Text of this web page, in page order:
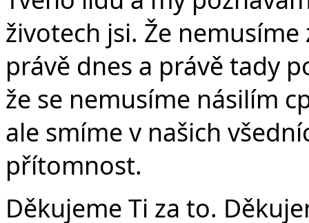
životech jsi. Že
právě dnes a právě tady
že se nemusíme násilím
ale smíme v našich
přítomnost.
Děkujeme Ti za to.